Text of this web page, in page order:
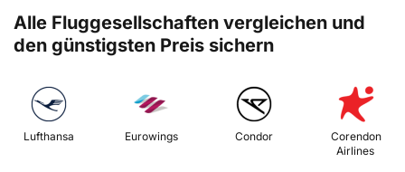
Alle Fluggesellschaften vergleichen und
den günstigsten Preis sichern
Lufthansa Eurowings Condor
Corendon
Airlines